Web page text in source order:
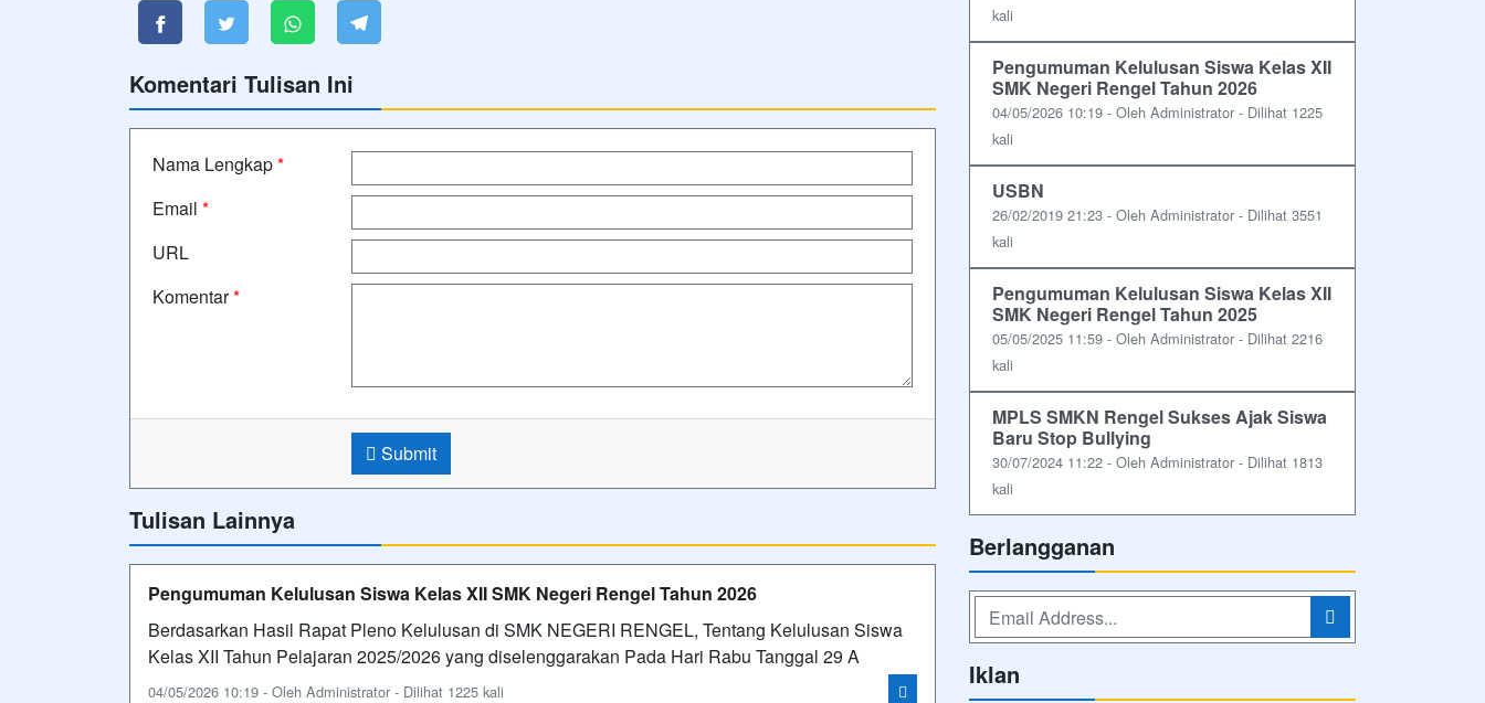
Komentari Tulisan Ini
Nama Lengkap*
Email *
URL
Komentar*
Submit
Tulisan Lainnya
Pengumuman Kelulusan Siswa Kelas XII SMK Negeri Rengel Tahun 2026
Berdasarkan Hasil Rapat Pleno Kelulusan di SMK NEGERI RENGEL, Tentang Kelulusan Siswa
Kelas XII Tahun Pelajaran 2025/2026 yang diselenggarakan Pada Hari Rabu Tanggal 29 A
04/05/2026 10:19 - Oleh Administrator - Dilihat 1225 kali
kali
Pengumuman Kelulusan Siswa Kelas XII
SMK Negeri Rengel Tahun 2026
04/05/2026 10:19 - Oleh Administrator - Dilihat 1225
kali
USBN
26/02/2019 21:23 - Oleh Administrator - Dilihat 3551
kali
Pengumuman Kelulusan Siswa Kelas XII
SMK Negeri Rengel Tahun 2025
05/05/2025 11:59 - Oleh Administrator - Dilihat 2216
kali
MPLS SMKN Rengel Sukses Ajak Siswa
Baru Stop Bullying
30/07/2024 11:22 - Oleh Administrator - Dilihat 1813
kali
Berlangganan
Iklan